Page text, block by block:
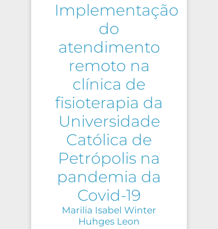
Implementação
do
atendimento
remoto na
clínica de
fisioterapia da
Universidade
Católica de
Petrópolis na
pandemia da
Covid-19
Marilia Isabel Winter
Huhges Leon